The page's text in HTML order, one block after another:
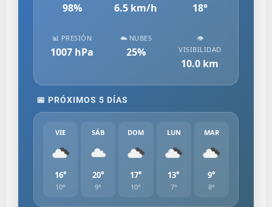
98% 6.5 km/h 18°
📊 PRESIÓN
1007 hPa
☁️ NUBES
25%
👁️
VISIBILIDAD
10.0 km
📅 PRÓXIMOS 5 DÍAS
VIE
16°
10°
SÁB
20°
9°
DOM
17°
10°
LUN
13°
7°
MAR
9°
8°